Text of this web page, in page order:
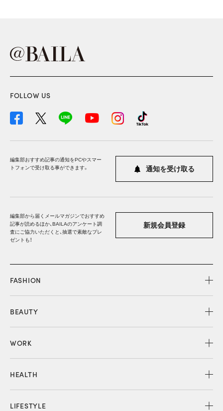
FOLLOW US
編集部おすすめ記事の通知をPCやスマー
トフォンで受け取る事ができます。
通知を受け取る
編集部から届くメールマガジンでおすすめ
記事が読めるほか、BAILAのアンケート調
査にご協力いただくと、抽選で素敵なプレ
ゼントも！
新規会員登録
FASHION
BEAUTY
WORK
HEALTH
LIFESTYLE